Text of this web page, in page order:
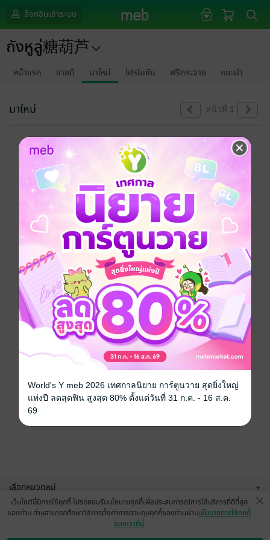
ล็อกอินเข้าระบบ
ถังหูลู่糖葫芦
หน้าแรก ขายดี มาใหม่ โปรโมชัน ฟรีกระจาย แนะนำ
มาใหม่ หน้าที่ 1
ขออภัยด้วยนะคะ
ไม่พบข้อมูลในหัวข้อที่คุณกำลังชมค่ะ
เลือกหมวดหมู่ +
บริการช่วยเหลือ
เว็บไซต์นี้มีการใช้คุกกี้ โปรดยอมรับนโยบายคุกกี้เพื่อประสบการณ์การใช้บริการที่ดีที่สุด
ของท่าน ท่านสามารถศึกษาวิธีการตั้งค่าการควบคุมคุกกี้ของท่านผ่านนโยบายการใช้คุกกี้
ของเราที่นี่
World's Y meb 2026 เทศกาลนิยาย การ์ตูนวาย สุดยิ่งใหญ่
แห่งปี ลดสุดฟิน สูงสุด 80% ตั้งแต่วันที่ 31 ก.ค. - 16 ส.ค.
69